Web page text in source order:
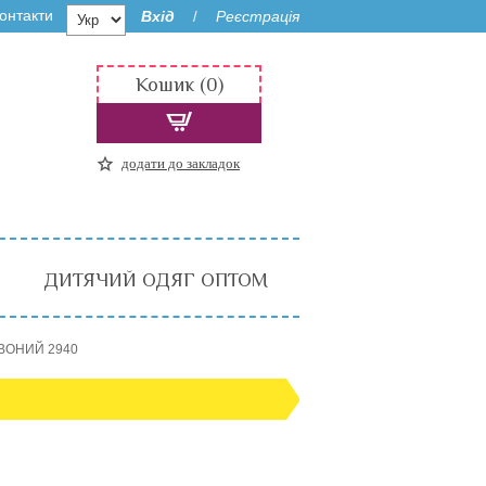
Вхід / Реєстрація
Кошик (0)
додати до закладок
ДИТЯЧИЙ ОДЯГ ОПТОМ
2940